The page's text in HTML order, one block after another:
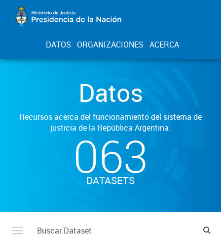
DATOS ORGANIZACIONES ACERCA
Datos
Recursos acerca del funcionamiento del sistema de
justicia de la República Argentina.
063
DATASETS